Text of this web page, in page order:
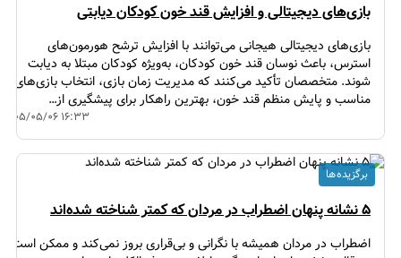
بازی‌های دیجیتالی و افزایش قند خون کودکان دیابتی
بازی‌های دیجیتالی هیجانی می‌توانند با افزایش ترشح هورمون‌های
استرس، باعث نوسان قند خون کودکان، به‌ویژه کودکان مبتلا به دیابت
شوند. متخصصان تأکید می‌کنند که مدیریت زمان بازی، انتخاب بازی‌های
مناسب و پایش منظم قند خون، بهترین راهکار برای پیشگیری از…
۱۴۰۵/۰۵/۰۶ ۱۶:۳۳
۵ نشانه پنهان اضطراب در مردان که کمتر شناخته شده‌اند
اضطراب در مردان همیشه با نگرانی و بی‌قراری بروز نمی‌کند و ممکن است
برگزیده ها